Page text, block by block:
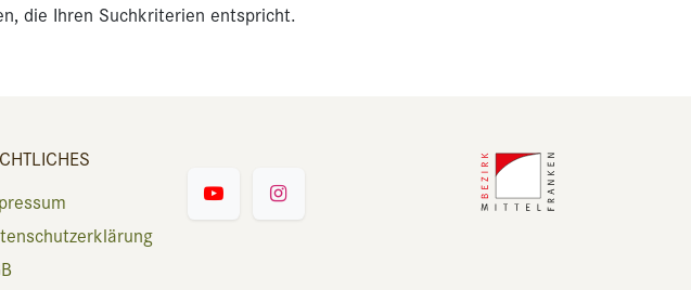
die Ihren Suchkriterien entspricht.